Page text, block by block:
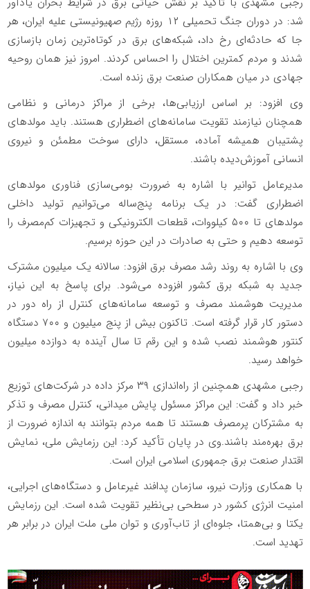
شد: در دوران جنگ تحمیلی ۱۲ روزه رژیم صهیونیستی علیه ایران، هر
جا که حادثه‌ای رخ داد، شبکه‌های برق در کوتاه‌ترین زمان بازسازی
شدند و مردم کمترین اختلال را احساس کردند. امروز نیز همان روحیه
جهادی در میان همکاران صنعت برق زنده است.
وی افزود: بر اساس ارزیابی‌ها، برخی از مراکز درمانی و نظامی
همچنان نیازمند تقویت سامانه‌های اضطراری هستند. باید مولدهای
پشتیبان همیشه آماده، مستقل، دارای سوخت مطمئن و نیروی
انسانی آموزش‌دیده باشند.
مدیرعامل توانیر با اشاره به ضرورت بومی‌سازی فناوری مولدهای
اضطراری گفت: در یک برنامه پنج‌ساله می‌توانیم تولید داخلی
مولدهای تا ۵۰۰ کیلووات، قطعات الکترونیکی و تجهیزات کم‌مصرف را
توسعه دهیم و حتی به صادرات در این حوزه برسیم.
وی با اشاره به روند رشد مصرف برق افزود: سالانه یک میلیون مشترک
جدید به شبکه برق کشور افزوده می‌شود. برای پاسخ به این نیاز،
مدیریت هوشمند مصرف و توسعه سامانه‌های کنترل از راه دور در
دستور کار قرار گرفته است. تاکنون بیش از پنج میلیون و ۷۰۰ دستگاه
کنتور هوشمند نصب شده و این رقم تا سال آینده به دوازده میلیون
خواهد رسید.
رجبی مشهدی همچنین از راه‌اندازی ۳۹ مرکز داده در شرکت‌های توزیع
خبر داد و گفت: این مراکز مسئول پایش میدانی، کنترل مصرف و تذکر
به مشترکان پرمصرف هستند تا همه مردم بتوانند به اندازه ضرورت از
برق بهره‌مند باشند.وی در پایان تأکید کرد: این رزمایش ملی، نمایش
اقتدار صنعت برق جمهوری اسلامی ایران است.
با همکاری وزارت نیرو، سازمان پدافند غیرعامل و دستگاه‌های اجرایی،
امنیت انرژی کشور در سطحی بی‌نظیر تقویت شده است. این رزمایش
یکتا و بی‌همتا، جلوه‌ای از تاب‌آوری و توان ملی ملت ایران در برابر هر
تهدید است.